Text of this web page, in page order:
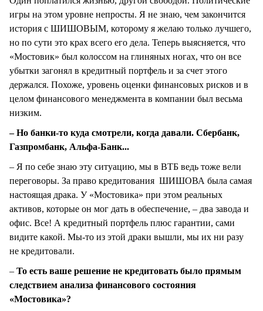
игры на этом уровне непросты. Я не знаю, чем закончится
история с ШИШОВЫМ, которому я желаю только лучшего,
но по сути это крах всего его дела. Теперь выясняется, что
«Мостовик» был колоссом на глиняных ногах, что он все
убытки загонял в кредитный портфель и за счет этого
держался. Похоже, уровень оценки финансовых рисков и в
целом финансового менеджмента в компании был весьма
низким.
– Но банки-то куда смотрели, когда давали. Сбербанк,
Газпромбанк, Альфа-Банк...
– Я по себе знаю эту ситуацию, мы в ВТБ ведь тоже вели
переговоры. За право кредитования ШИШОВА была самая
настоящая драка. У «Мостовика» при этом реальных
активов, которые он мог дать в обеспечение, – два завода и
офис. Все! А кредитный портфель плюс гарантии, сами
видите какой. Мы-то из этой драки вышли, мы их ни разу
не кредитовали.
– То есть ваше решение не кредитовать было прямым
следствием анализа финансового состояния
«Мостовика»?